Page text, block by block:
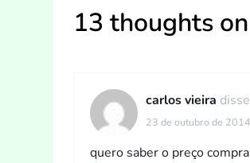
g
13 thoughts on
carlos vieira
23 de outubro de
quero saber o preço